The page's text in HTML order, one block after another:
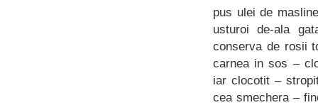
pus ulei de
usturoi de-ala
conserva de rosii
carnea in sos –
iar clocotit –
cea smechera –